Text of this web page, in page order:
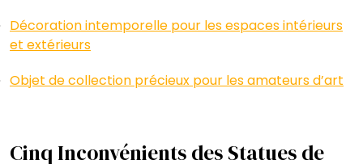
Décoration intemporelle pour les espaces intérieurs
et extérieurs
Objet de collection précieux pour les amateurs d’art
Cinq Inconvénients des Statues de